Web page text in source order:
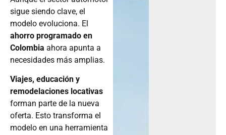
modelo evoluciona. El
ahorro programado en
Colombiaahora apunta a
necesidades más amplias.
remodelaciones locativas
forman parte de la nueva
oferta. Esto transforma el
modelo en una herramienta
de planificación financiera